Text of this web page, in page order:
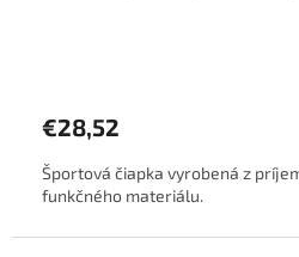
€28,52
Športová čiapka vyrobená z
funkčného materiálu.